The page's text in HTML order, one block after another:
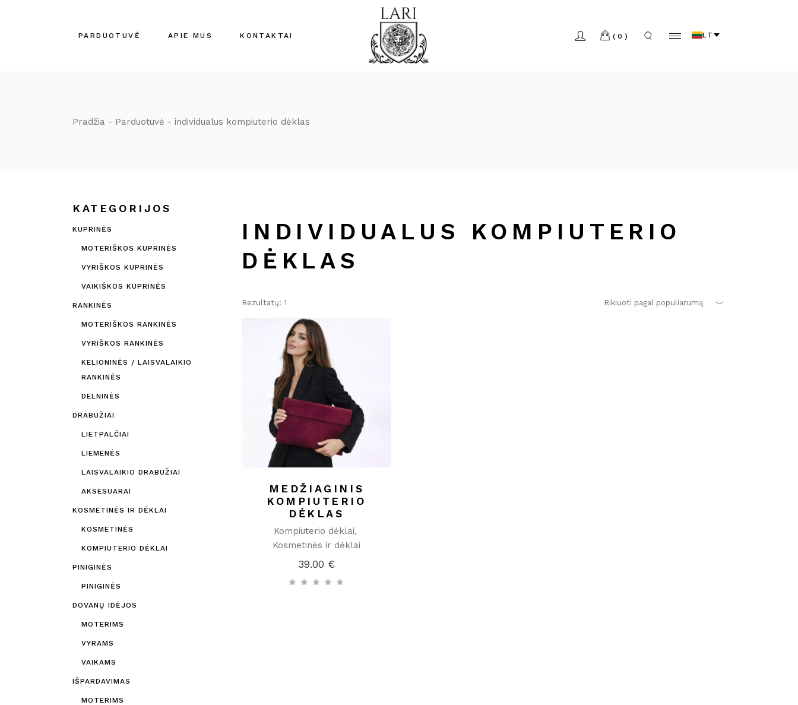
PARDUOTUVĖ APIE MUS KONTAKTAI (0) LT
Pradžia Parduotuvė individualus kompiuterio dėklas
INDIVIDUALUS KOMPIUTERIO
DĖKLAS
Rezultatų: 1 Rikiuoti pagal populiarumą
MEDŽIAGINIS
KOMPIUTERIO
DĖKLAS
Kompiuterio dėklai
Kosmetinės ir dėklai
39.00 €
KATEGORIJOS
KUPRINĖS
MOTERIŠKOS KUPRINĖS
VYRIŠKOS KUPRINĖS
VAIKIŠKOS KUPRINĖS
RANKINĖS
MOTERIŠKOS RANKINĖS
VYRIŠKOS RANKINĖS
KELIONINĖS / LAISVALAIKIO
RANKINĖS
DELNINĖS
DRABUŽIAI
LIETPALČIAI
LIEMENĖS
LAISVALAIKIO DRABUŽIAI
AKSESUARAI
KOSMETINĖS IR DĖKLAI
KOSMETINĖS
KOMPIUTERIO DĖKLAI
PINIGINĖS
PINIGINĖS
DOVANŲ IDĖJOS
MOTERIMS
VYRAMS
VAIKAMS
IŠPARDAVIMAS
MOTERIMS